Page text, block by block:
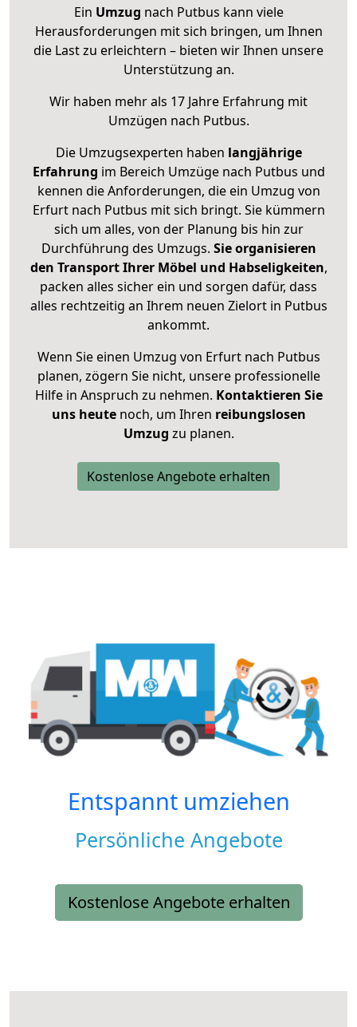
Ein Umzug nach Putbus kann viele
Herausforderungen mit sich bringen, um Ihnen
die Last zu erleichtern – bieten wir Ihnen unsere
Unterstützung an.
Wir haben mehr als 17 Jahre Erfahrung mit
Umzügen nach Putbus.
Die Umzugsexperten haben langjährige
Erfahrung im Bereich Umzüge nach Putbus und
kennen die Anforderungen, die ein Umzug von
Erfurt nach Putbus mit sich bringt. Sie kümmern
sich um alles, von der Planung bis hin zur
Durchführung des Umzugs. Sie organisieren
den Transport Ihrer Möbel und Habseligkeiten,
packen alles sicher ein und sorgen dafür, dass
alles rechtzeitig an Ihrem neuen Zielort in Putbus
ankommt.
Wenn Sie einen Umzug von Erfurt nach Putbus
planen, zögern Sie nicht, unsere professionelle
Hilfe in Anspruch zu nehmen. Kontaktieren Sie
uns heutenoch, um Ihren reibungslosen
Umzug zu planen.
Kostenlose Angebote erhalten
Entspannt umziehen
Persönliche Angebote
Kostenlose Angebote erhalten